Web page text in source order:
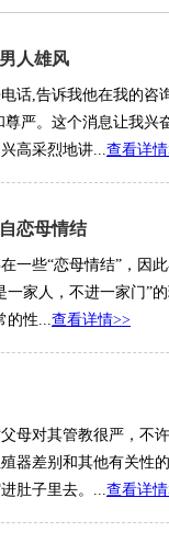
人雄风
话,告诉我他在我的咨
严。这个消息让我兴
高采烈地讲...查看详
恋母情结
一些“恋母情结”，因
家人，不进一家门”
的性...查看详情>>
母对其管教很严，不
器差别和其他有关性
肚子里去。...查看详